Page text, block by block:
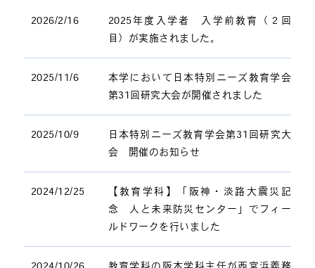
2026/2/16
2025年度入学者 入学前教育（２回
目）が実施されました。
2025/11/6
本学において日本特別ニーズ教育学会
第31回研究大会が開催されました
2025/10/9
日本特別ニーズ教育学会第31回研究大
会 開催のお知らせ
2024/12/25
【教育学科】「阪神・淡路大震災記
念 人と未来防災センター」でフィー
ルドワークを行いました
2024/10/26
教育学科の阪本学科主任が西宮浜義務